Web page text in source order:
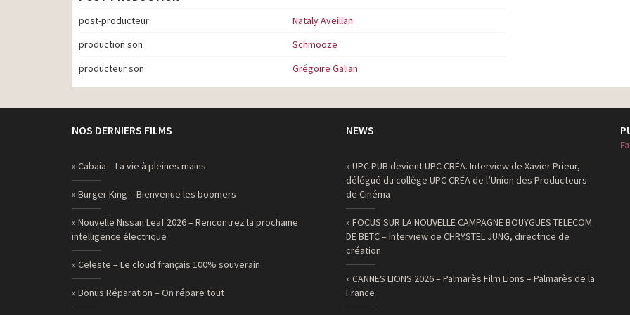
post-producteur
Nataly Aveillan
production son
Schmooze
producteur son
Grégoire Galian
NOS DERNIERS FILMS
» Cabaia – La vie à pleines mains
» Burger King – Bienvenue les boomers
» Nouvelle Nissan Leaf 2026 – Rencontrez la prochaine
intelligence électrique
» Celeste – Le cloud français 100% souverain
» Bonus Réparation – On répare tout
NEWS
» UPC PUB devient UPC CRÉA. Interview de Xavier Prieur,
délégué du collège UPC CRÉA de l’Union des Producteurs
de Cinéma
» FOCUS SUR LA NOUVELLE CAMPAGNE BOUYGUES TELECOM
DE BETC – Interview de CHRYSTEL JUNG, directrice de
création
» CANNES LIONS 2026 – Palmarès Film Lions – Palmarès de la
France